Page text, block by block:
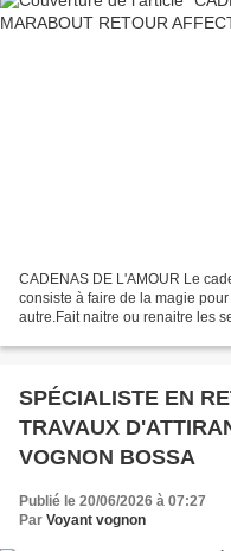
CADENAS DE L'AMOUR Le
consiste à faire de la magie
autre.Fait naitre ou renaitre les
SPÉCIALISTE EN
TRAVAUX
VOGNON BOSSA
Publié le 20/06/2026 à 07:27
Par Voyant vognon